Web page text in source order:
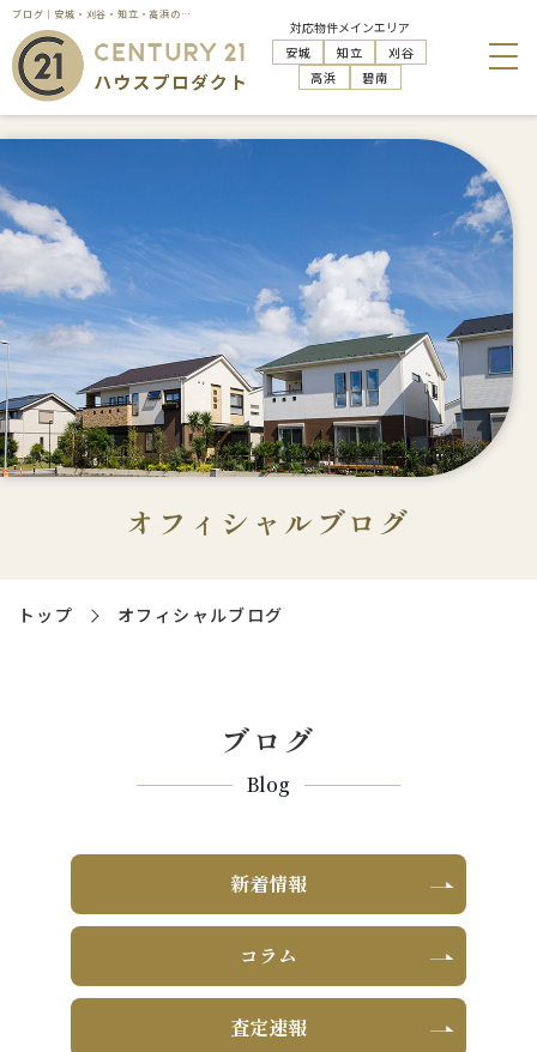
ブログ｜安城・刈谷・知立・高浜の不動産売却・購入・管理活用はハウスプロダクトへお任せください
対応物件メインエリア
安城
知立
刈谷
高浜
碧南
オフィシャルブログ
トップ オフィシャルブログ
ブログ
Blog
新着情報
コラム
査定速報